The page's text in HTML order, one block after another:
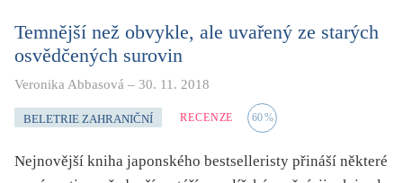
Temnější než obvykle, ale uvařený ze starých
osvědčených surovin
Veronika Abbasová – 30. 11. 2018
BELETRIE ZAHRANIČNÍ RECENZE 60%
Nejnovější kniha japonského bestselleristy přináší některé